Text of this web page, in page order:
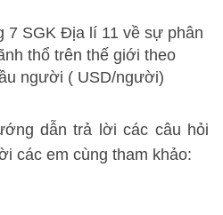
7 SGK Địa lí 11 về sự phân
thổ trên thế giới theo
người ( USD/người)
dẫn trả lời các câu hỏi
các em cùng tham khảo: